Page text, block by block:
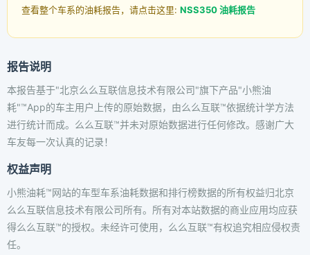
查看整个车系的油耗报告，请点击这里: NSS350 油耗报告
报告说明
本报告基于"北京么么互联信息技术有限公司"旗下产品"小熊油
耗"™App的车主用户上传的原始数据，由么么互联™依据统计学方法
进行统计而成。么么互联™并未对原始数据进行任何修改。感谢广大
车友每一次认真的记录！
权益声明
小熊油耗™网站的车型车系油耗数据和排行榜数据的所有权益归北京
么么互联信息技术有限公司所有。所有对本站数据的商业应用均应获
得么么互联™的授权。未经许可使用，么么互联™有权追究相应侵权责
任。